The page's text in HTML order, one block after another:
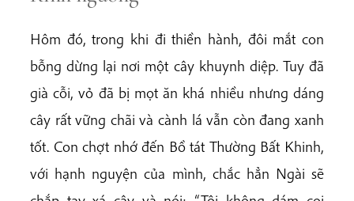
Hôm đó, trong khi đi thiền hành, đôi mắt con
bỗng dừng lại nơi một cây khuynh diệp. Tuy đã
già cỗi, vỏ đã bị mọt ăn khá nhiều nhưng dáng
cây rất vững chãi và cành lá vẫn còn đang xanh
tốt. Con chợt nhớ đến Bồ tát Thường Bất Khinh,
với hạnh nguyện của mình, chắc hẳn Ngài sẽ